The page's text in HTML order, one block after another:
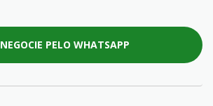
NEGOCIE PELO WHATSAPP